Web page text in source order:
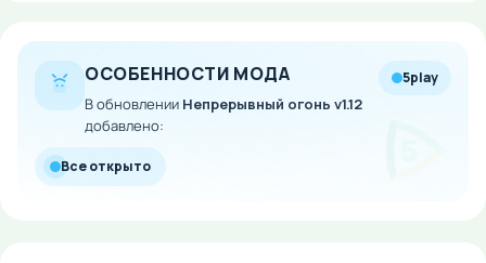
ОСОБЕННОСТИ МОДА
В обновлении Непрерывный огонь v1.12
добавлено:
5play
Все открыто